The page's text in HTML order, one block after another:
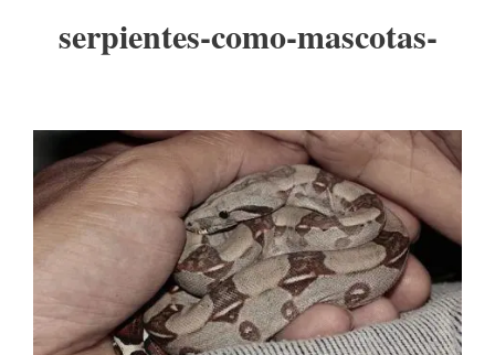
serpientes-como-mascotas-